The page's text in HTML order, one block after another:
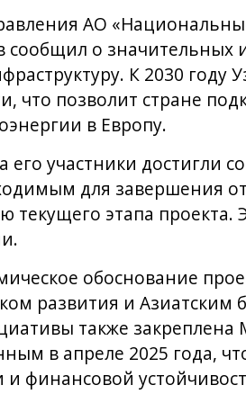
АО
сообщил о значительных
К 2030 году
что позволит стране
в Европу.
его участники достигли
для завершения
этапа проекта.
обоснование
развития и
также
в апреле 2025 года,
финансовой